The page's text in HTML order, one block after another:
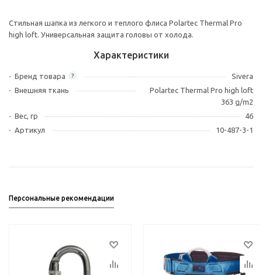
Стильная шапка из легкого и теплого флиса Polartec Thermal Pro
high loft. Универсальная защита головы от холода.
Характеристики
?
Бренд товара
Sivera
Внешняя ткань
Polartec Thermal Pro high loft
363 g/m2
Вес, гр
46
Артикул
10-487-3-1
Персональные рекомендации